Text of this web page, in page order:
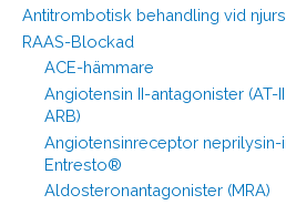
Antitrombotisk behandling vid
RAAS-Blockad
ACE-hämmare
Angiotensin II-antagonister
ARB)
Angiotensinreceptor neprilysin-
Entresto®
Aldosteronantagonister (MRA)